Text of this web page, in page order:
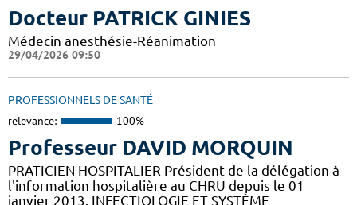
Docteur PATRICK GINIES
Médecin anesthésie-Réanimation
29/04/2026 09:50
PROFESSIONNELS DE SANTÉ
relevance: 100%
Professeur DAVID MORQUIN
PRATICIEN HOSPITALIER Président de la délégation à
l'information hospitalière au CHRU depuis le 01
janvier 2013. INFECTIOLOGIE ET SYSTÈME